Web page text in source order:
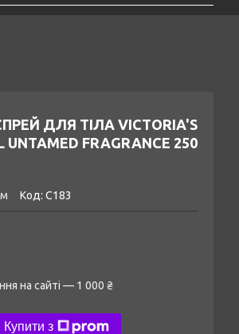
ДЛЯ ТІЛА VICTORIA'S
UNTAMED FRAGRANCE 250
Код: С183
на сайті — 1 000 ₴
Купити з